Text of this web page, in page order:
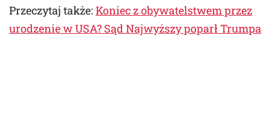
Przeczytaj także: Koniec z obywatelstwem przez
urodzenie w USA? Sąd Najwyższy poparł Trumpa